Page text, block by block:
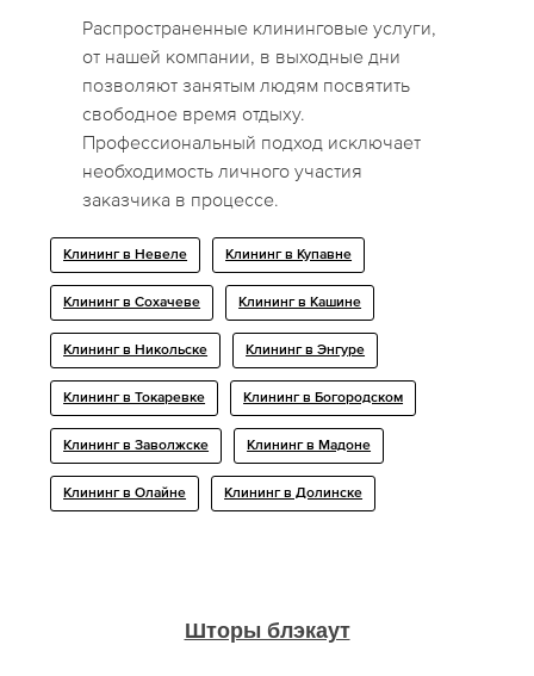
Распространенные клининговые услуги,
от нашей компании, в выходные дни
позволяют занятым людям посвятить
свободное время отдыху.
Профессиональный подход исключает
необходимость личного участия
заказчика в процессе.
Клининг в Невеле Клининг в Купавне
Клининг в Сохачеве Клининг в Кашине
Клининг в Никольске Клининг в Энгуре
Клининг в Токаревке Клининг в Богородском
Клининг в Заволжске Клининг в Мадоне
Клининг в Олайне Клининг в Долинске
Шторы блэкаут